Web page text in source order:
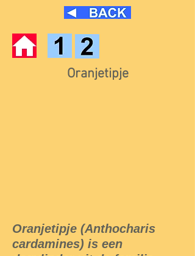
Oranjetipje
Oranjetipje (Anthocharis
cardamines) is een